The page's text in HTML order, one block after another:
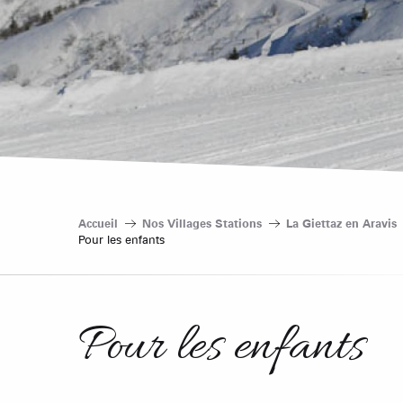
Accueil Nos Villages Stations La Giettaz en Aravis
Pour les enfants
Pour les enfants